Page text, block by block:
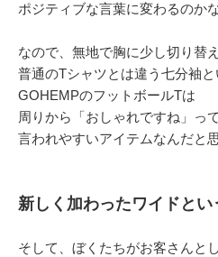
ポジティブな言葉に変わるのか
なので、無地で胸に少し切り替
普通のTシャツとは違う七分袖と
GOHEMPのフットボールTは
周りから「おしゃれですね」って
言われやすいアイテムなんだと
新しく加わったワイドとい
そして、ぼくたちがお客さんと